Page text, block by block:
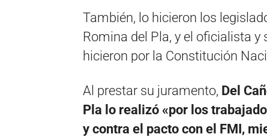
También, lo hicieron los
Romina del Pla, y el oficialista
hicieron por la Constitución
Al prestar su juramento, Del
Pla lo realizó «por los
y contra el pacto con el FMI,